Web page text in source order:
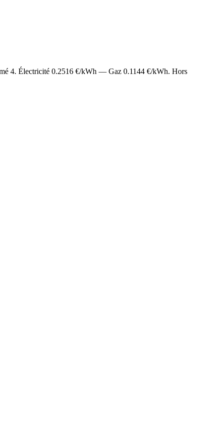
4. Électricité 0.2516 €/kWh — Gaz 0.1144 €/kWh. Hors